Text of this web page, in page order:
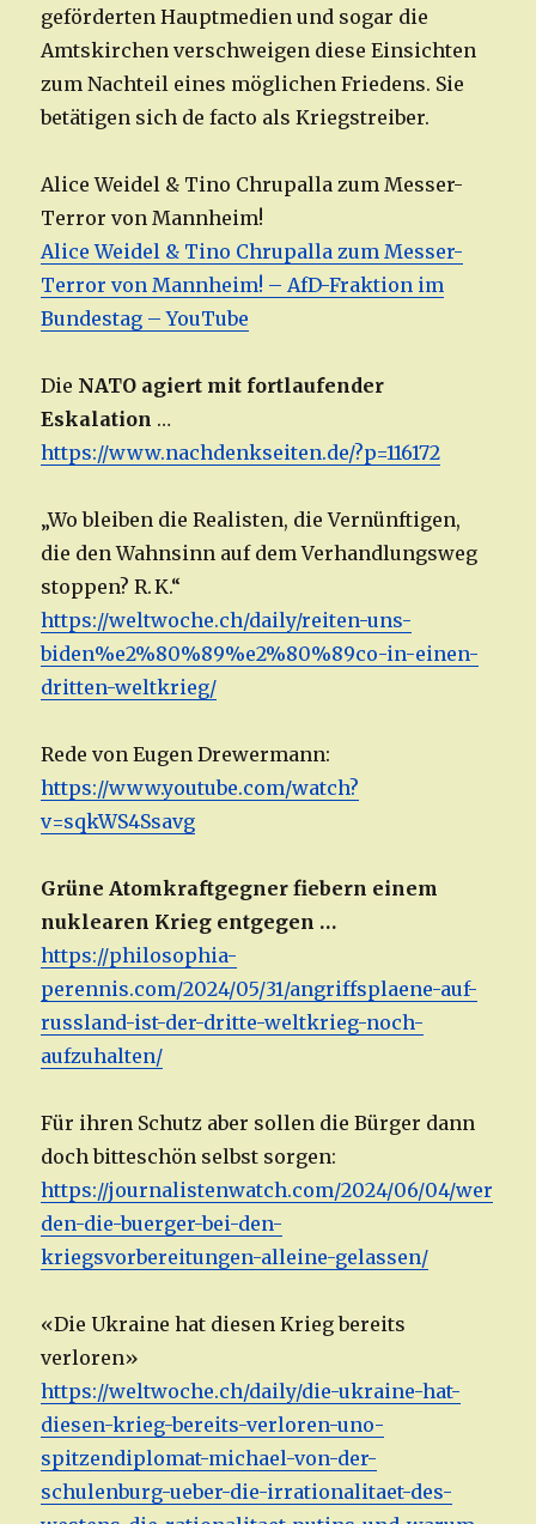
geförderten Hauptmedien und sogar die
Amtskirchen verschweigen diese Einsichten
zum Nachteil eines möglichen Friedens. Sie
betätigen sich de facto als Kriegstreiber.
Alice Weidel & Tino Chrupalla zum Messer-
Terror von Mannheim!
Alice Weidel & Tino Chrupalla zum Messer-
Terror von Mannheim! – AfD-Fraktion im
Bundestag – YouTube
Die NATO agiert mit fortlaufender
Eskalation …
https://www.nachdenkseiten.de/?p=116172
„Wo bleiben die Realisten, die Vernünftigen,
die den Wahnsinn auf dem Verhandlungsweg
stoppen? R. K.“
https://weltwoche.ch/daily/reiten-uns-
biden%e2%80%89%e2%80%89co-in-einen-
dritten-weltkrieg/
Rede von Eugen Drewermann:
https://www.youtube.com/watch?
v=sqkWS4Ssavg
Grüne Atomkraftgegner fiebern einem
nuklearen Krieg entgegen …
https://philosophia-
perennis.com/2024/05/31/angriffsplaene-auf-
russland-ist-der-dritte-weltkrieg-noch-
aufzuhalten/
Für ihren Schutz aber sollen die Bürger dann
doch bitteschön selbst sorgen:
https://journalistenwatch.com/2024/06/04/wer
den-die-buerger-bei-den-
kriegsvorbereitungen-alleine-gelassen/
«Die Ukraine hat diesen Krieg bereits
verloren»
https://weltwoche.ch/daily/die-ukraine-hat-
diesen-krieg-bereits-verloren-uno-
spitzendiplomat-michael-von-der-
schulenburg-ueber-die-irrationalitaet-des-